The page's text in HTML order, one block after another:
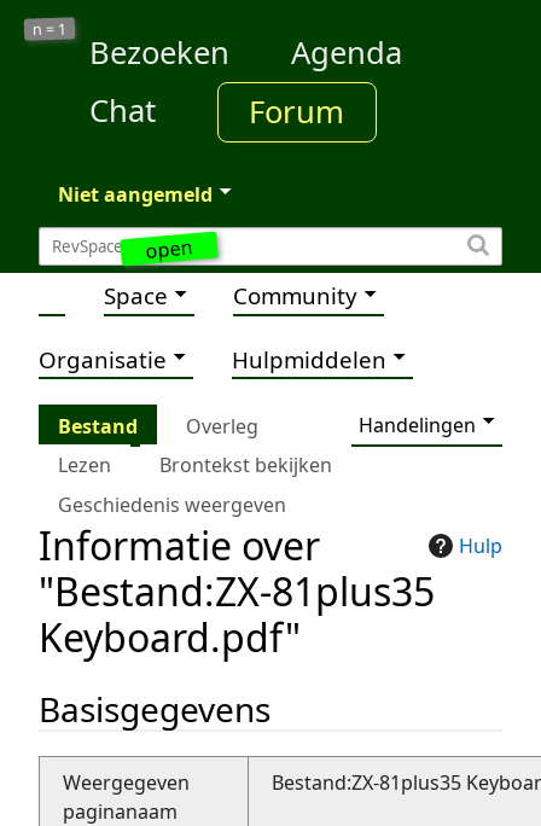
open
n = 1
Bezoeken
Agenda
Chat
Forum
Niet aangemeld
Space Community
Organisatie Hulpmiddelen
Bestand Overleg
Handelingen
Lezen
Brontekst bekijken
Geschiedenis weergeven
Hulp
Informatie over
"Bestand:ZX-81plus35
Keyboard.pdf"
Basisgegevens
Weergegeven
paginanaam
Bestand:ZX-81plus35